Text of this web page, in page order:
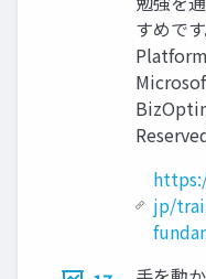
すめで
jp/